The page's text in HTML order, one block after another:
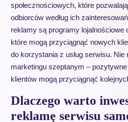
społecznościowych, które
odbiorców według ich
reklamy są programy lojalnościowe
które mogą przyciągnąć nowych
do korzystania z usług serwisu.
marketingu szeptanym –
klientów mogą przyciągnąć
Dlaczego warto
reklamę serwisu